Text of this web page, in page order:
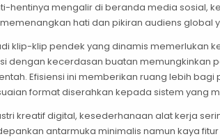
hentinya mengalir di beranda media sosial,
hati dan pikiran audiens global
klip-klip pendek yang dinamis memerlukan
dengan kecerdasan buatan
Efisiensi ini memberikan ruang lebih
format diserahkan kepada sistem yang
kreatif digital, kesederhanaan alat kerja
antarmuka minimalis namun kaya